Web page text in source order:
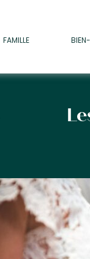
FAMILLE
•
•
•